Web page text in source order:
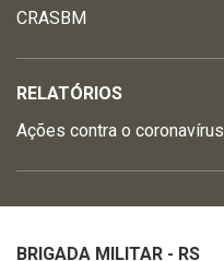
CRASBM
RELATÓRIOS
Ações contra o coronavírus
BRIGADA MILITAR - RS